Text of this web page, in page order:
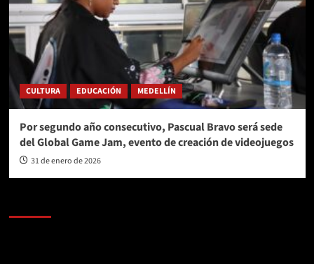
CULTURA EDUCACIÓN MEDELLÍN
Por segundo año consecutivo, Pascual Bravo será sede
del Global Game Jam, evento de creación de videojuegos
31 de enero de 2026